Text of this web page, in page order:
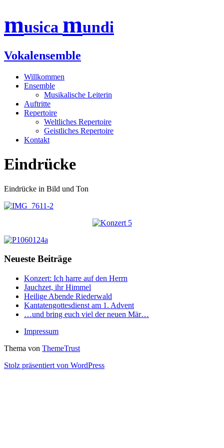
musica mundi
Vokalensemble
Zum
Inhalt
Willkommen
Ensemble
Musikalische Leiterin
Auftritte
Repertoire
Weltliches Repertoire
Geistliches Repertoire
Kontakt
Eindrücke
Eindrücke in Bild und Ton
Neueste Beiträge
Konzert: Ich harre auf den Herrn
Jauchzet, ihr Himmel
Heilige Abende Riederwald
Kantatengottesdienst am 1. Advent
…und bring euch viel der neuen Mär…
Impressum
Thema von ThemeTrust
Stolz präsentiert von WordPress